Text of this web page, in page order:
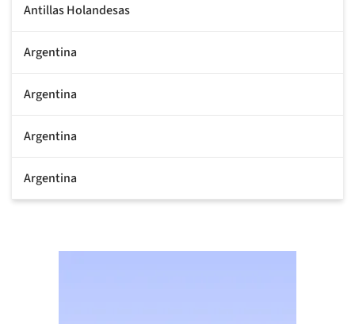
Antillas Holandesas
Argentina
Argentina
Argentina
Argentina